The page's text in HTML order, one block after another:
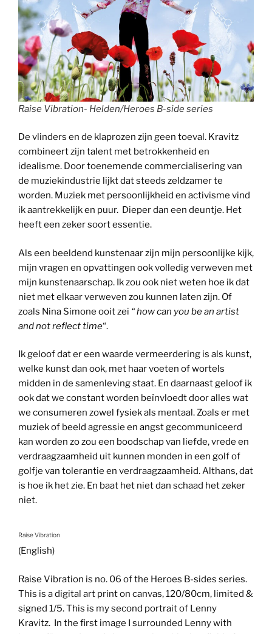
Raise Vibration- Helden/Heroes B-side series
De vlinders en de klaprozen zijn geen toeval. Kravitz
combineert zijn talent met betrokkenheid en
idealisme. Door toenemende commercialisering van
de muziekindustrie lijkt dat steeds zeldzamer te
worden. Muziek met persoonlijkheid en activisme vind
ik aantrekkelijk en puur. Dieper dan een deuntje. Het
heeft een zeker soort essentie.
Als een beeldend kunstenaar zijn mijn persoonlijke kijk,
mijn vragen en opvattingen ook volledig verweven met
mijn kunstenaarschap. Ik zou ook niet weten hoe ik dat
niet met elkaar verweven zou kunnen laten zijn. Of
zoals Nina Simone ooit zei “ how can you be an artist
and not reflect time“.
Ik geloof dat er een waarde vermeerdering is als kunst,
welke kunst dan ook, met haar voeten of wortels
midden in de samenleving staat. En daarnaast geloof ik
ook dat we constant worden beïnvloedt door alles wat
we consumeren zowel fysiek als mentaal. Zoals er met
muziek of beeld agressie en angst gecommuniceerd
kan worden zo zou een boodschap van liefde, vrede en
verdraagzaamheid uit kunnen monden in een golf of
golfje van tolerantie en verdraagzaamheid. Althans, dat
is hoe ik het zie. En baat het niet dan schaad het zeker
niet.
Raise Vibration
(English)
Raise Vibration is no. 06 of the Heroes B-sides series.
This is a digital art print on canvas, 120/80cm, limited &
signed 1/5. This is my second portrait of Lenny
Kravitz. In the first image I surrounded Lenny with